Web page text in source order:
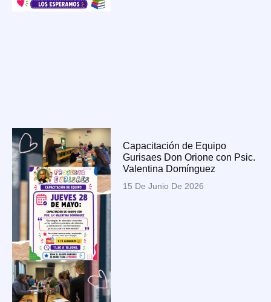
Capacitación de Equipo
Gurisaes Don Orione con Psic.
Valentina Domínguez
15 De Junio De 2026